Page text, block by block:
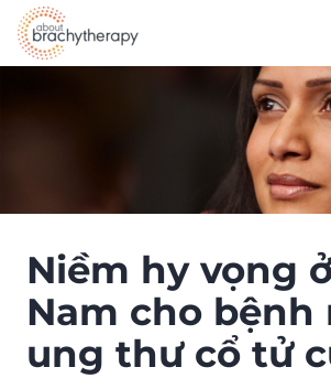
Skip to content
Niềm hy vọng
Nam cho bệnh
ung thư cổ tử